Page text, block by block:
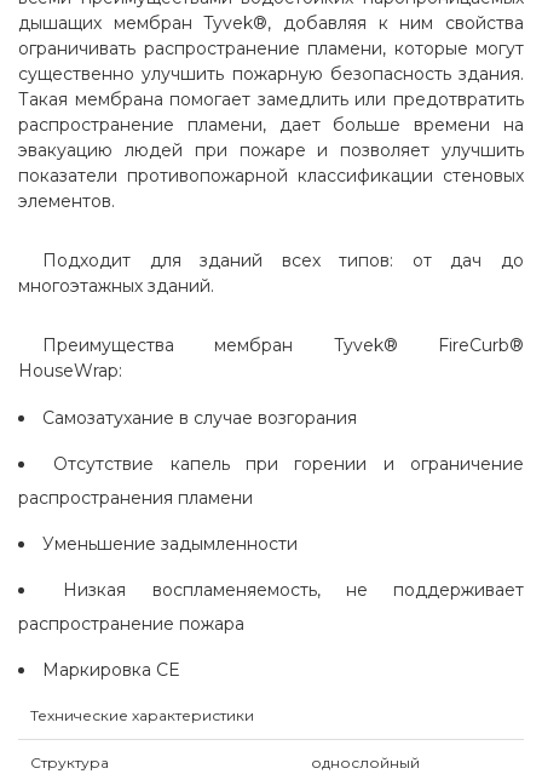
дышащих мембран Tyvek®, добавляя к ним свойства
ограничивать распространение пламени, которые могут
существенно улучшить пожарную безопасность здания.
Такая мембрана помогает замедлить или предотвратить
распространение пламени, дает больше времени на
эвакуацию людей при пожаре и позволяет улучшить
показатели противопожарной классификации стеновых
элементов.
Подходит для зданий всех типов: от дач до
многоэтажных зданий.
Преимущества мембран Tyvek® FireCurb®
HouseWrap:
Самозатухание в случае возгорания
Отсутствие капель при горении и ограничение
распространения пламени
Уменьшение задымленности
Низкая воспламеняемость, не поддерживает
распространение пожара
Маркировка CE
Технические характеристики
Структура однослойный